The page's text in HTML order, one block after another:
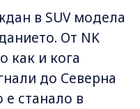
в SUV модела
От NK
как и кога
до Северна
е станало в